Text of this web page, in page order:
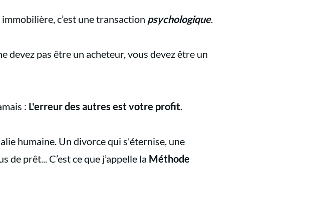
c’est une transaction psychologique.
devez pas être un acheteur, vous devez être un
: L'erreur des autres est votre profit.
humaine. Un divorce qui s'éternise, une
prêt... C’est ce que j’appelle la Méthode